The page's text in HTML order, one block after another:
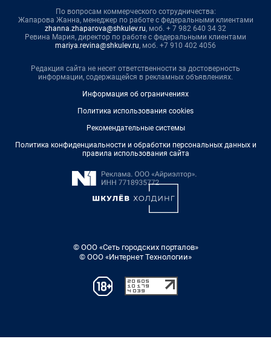
По вопросам коммерческого сотрудничества:
Жапарова Жанна, менеджер по работе с федеральными клиентами
zhanna.zhaparova@shkulev.ru, моб. + 7 982 640 34 32
Ревина Мария, директор по работе с федеральными клиентами
mariya.revina@shkulev.ru, моб. +7 910 402 4056
Редакция сайта не несет ответственности за достоверность
информации, содержащейся в рекламных объявлениях.
Информация об ограничениях
Политика использования cookies
Рекомендательные системы
Политика конфиденциальности и обработки персональных данных и
правила использования сайта
© ООО «Сеть городских порталов»
© ООО «Интернет Технологии»